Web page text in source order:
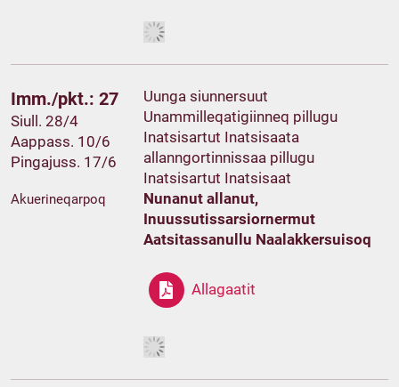
Imm./pkt.: 27
Siull. 28/4
Aappass. 10/6
Pingajuss. 17/6
Akuerineqarpoq
Uunga siunnersuut
Unammilleqatigiinneq pillugu
Inatsisartut Inatsisaata
allanngortinnissaa pillugu
Inatsisartut Inatsisaat
Nunanut allanut,
Inuussutissarsiornermut
Aatsitassanullu Naalakkersuisoq
Allagaatit